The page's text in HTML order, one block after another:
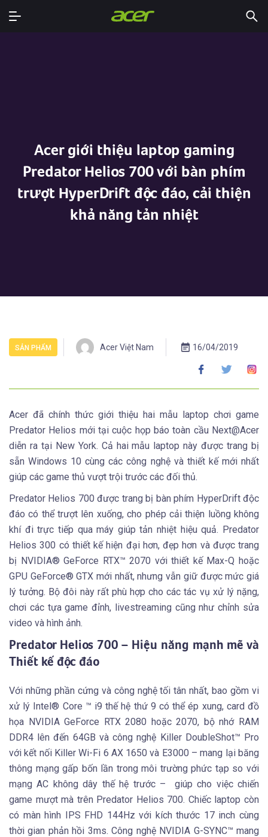
Acer giới thiệu laptop gaming
Predator Helios 700 với bàn phím
trượt HyperDrift độc đáo, cải thiện
khả năng tản nhiệt
SẢN PHẨM Acer Việt Nam 16/04/2019
Acer đã chính thức giới thiệu hai mẫu laptop chơi game
Predator Helios mới tại cuộc họp báo toàn cầu Next@Acer
diễn ra tại New York. Cả hai mẫu laptop này được trang bị
sẵn Windows 10 cùng các công nghệ và thiết kế mới nhất
giúp các game thủ vượt trội trước các đối thủ.
Predator Helios 700 được trang bị bàn phím HyperDrift độc
đáo có thể trượt lên xuống, cho phép cải thiện luồng không
khí đi trực tiếp qua máy giúp tản nhiệt hiệu quả. Predator
Helios 300 có thiết kế hiện đại hơn, đẹp hơn và được trang
bị NVIDIA® GeForce RTX™ 2070 với thiết kế Max-Q hoặc
GPU GeForce® GTX mới nhất, nhưng vẫn giữ được mức giá
lý tưởng. Bộ đôi này rất phù hợp cho các tác vụ xử lý nặng,
chơi các tựa game đỉnh, livestreaming cũng như chỉnh sửa
video và hình ảnh.
Predator Helios 700 – Hiệu năng mạnh mẽ và
Thiết kế độc đáo
Với những phần cứng và công nghệ tối tân nhất, bao gồm vi
xử lý Intel® Core ™ i9 thế hệ thứ 9 có thể ép xung, card đồ
họa NVIDIA GeForce RTX 2080 hoặc 2070, bộ nhớ RAM
DDR4 lên đến 64GB và công nghệ Killer DoubleShot™ Pro
với kết nối Killer Wi-Fi 6 AX 1650 và E3000 – mang lại băng
thông mạng gấp bốn lần trong môi trường phức tạp so với
mạng AC không dây thế hệ trước – giúp cho việc chiến
game mượt mà trên Predator Helios 700. Chiếc laptop còn
có màn hình IPS FHD 144Hz với kích thước 17 inch cùng
thời gian phản hồi 3ms. Công nghệ NVIDIA G-SYNC™ mang